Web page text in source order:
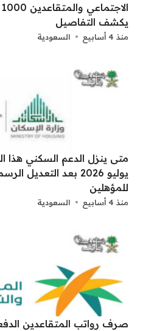
يكشف التفاصيل
منذ 4 أسابيع السعودية
متى ينزل الدعم السكني
يوليو 2026 بعد
للمؤهلين
منذ 4 أسابيع السعودية